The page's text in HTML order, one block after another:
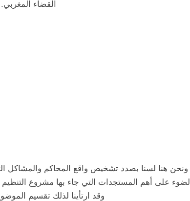
القضاء المغربي.
ونحن هنا لسنا بصدد تشخيص واقع المحاكم والمشاكل
الضوء على أهم المستجدات التي جاء بها مشروع
وقد ارتأينا لذلك تقسيم